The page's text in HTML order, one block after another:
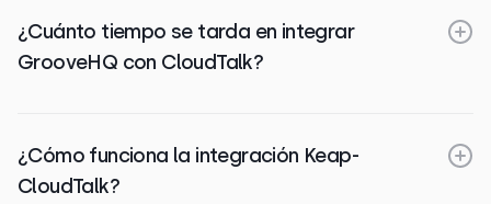
¿Cuánto tiempo se tarda en integrar
GrooveHQ con CloudTalk?
¿Cómo funciona la integración Keap-
CloudTalk?